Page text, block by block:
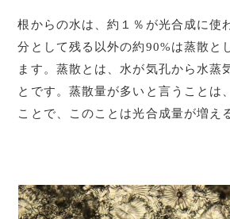
根からの水は、約１％が光合成に使
分として残る以外の約90%は蒸散と
ます。蒸散とは、水が気孔から水蒸
とです。蒸散量が多いと言うことは
ことで、このことは光合成量が増え